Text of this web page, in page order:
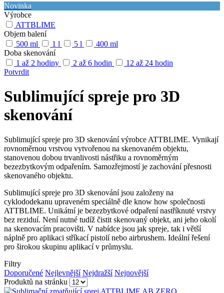
Novinka
Výrobce
ATTBLIME
Objem balení
500 ml
1 l 5 l
400 ml
Doba skenování
1 až 2 hodiny
2 až 6 hodin
12 až 24 hodin
Potvrdit
Sublimující spreje pro 3D
skenování
Sublimující spreje pro 3D skenování výrobce ATTBLIME. Vynikají
rovnoměrnou vrstvou vytvořenou na skenovaném objektu,
stanovenou dobou trvanlivosti nástřiku a rovnoměrným
bezezbytkovým odpařením. Samozřejmostí je zachování přesnosti
skenovaného objektu.
Sublimující spreje pro 3D skenování jsou založeny na
cyklododekanu upraveném speciálně dle know how společnosti
ATTBLIME. Unikátní je bezezbytkové odpaření nastříknuté vrstvy
bez reziduí. Není nutné tudíž čistit skenovaný objekt, ani jeho okolí
na skenovacím pracovišti. V nabídce jsou jak spreje, tak i větší
náplně pro aplikaci stříkací pistolí nebo airbrushem. Ideální řešení
pro širokou skupinu aplikací v průmyslu.
Filtry
Doporučené Nejlevnější Nejdražší Nejnovější
Produktů na stránku